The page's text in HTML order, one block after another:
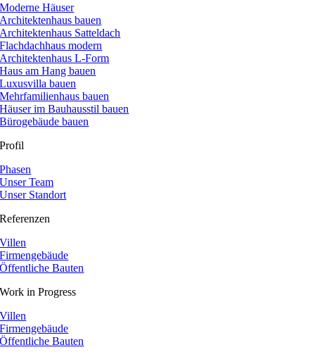
Moderne Häuser
Architektenhaus bauen
Architektenhaus Satteldach
Flachdachhaus modern
Architektenhaus L-Form
Haus am Hang bauen
Luxusvilla bauen
Mehrfamilienhaus bauen
Häuser im Bauhausstil bauen
Bürogebäude bauen
Profil
Phasen
Unser Team
Unser Standort
Referenzen
Villen
Firmengebäude
Öffentliche Bauten
Work in Progress
Villen
Firmengebäude
Öffentliche Bauten